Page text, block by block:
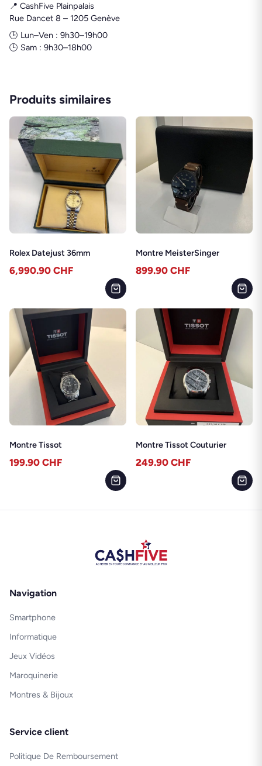
📍 CashFive Plainpalais
Rue Dancet 8 – 1205 Genève
🕒 Lun–Ven : 9h30–19h00
🕒 Sam : 9h30–18h00
Produits similaires
Rolex Datejust 36mm
6,990.90 CHF
Montre MeisterSinger
899.90 CHF
Montre Tissot
199.90 CHF
Montre Tissot Couturier
249.90 CHF
Navigation
Smartphone
Informatique
Jeux Vidéos
Maroquinerie
Montres & Bijoux
Service client
Politique De Remboursement